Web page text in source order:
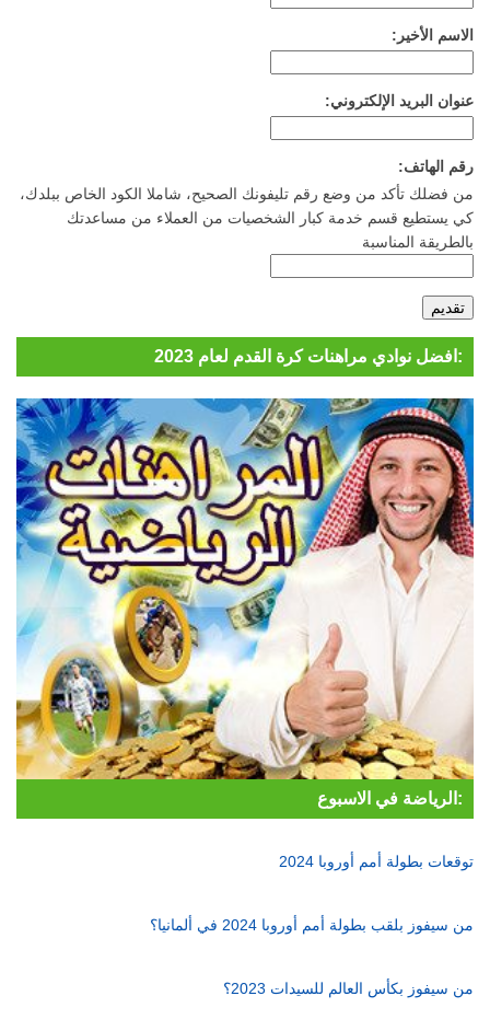
الاسم الأخير:
عنوان البريد الإلكتروني:
رقم الهاتف:
من فضلك تأكد من وضع رقم تليفونك الصحيح، شاملا الكود الخاص ببلدك،
كي يستطيع قسم خدمة كبار الشخصيات من العملاء من مساعدتك
بالطريقة المناسبة
افضل نوادي مراهنات كرة القدم لعام 2023:
الرياضة في الاسبوع:
توقعات بطولة أمم أوروبا 2024
من سيفوز بلقب بطولة أمم أوروبا 2024 في ألمانيا؟
من سيفوز بكأس العالم للسيدات 2023؟